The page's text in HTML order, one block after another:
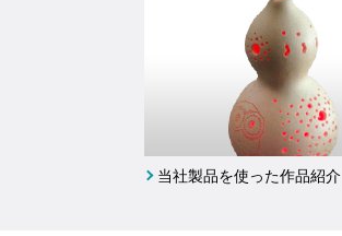
当社製品を使った作品紹介